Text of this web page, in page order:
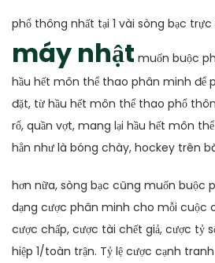
phổ thông nhất tại 1 vài sòng bạc trực
máy nhật muốn buộc
hầu hết môn thể thao phân minh để
đặt, từ hầu hết môn thể thao phổ
rổ, quần vợt, mang lại hầu hết môn
hẳn như là bóng chày, hockey trên
hơn nữa, sòng bạc cũng muốn buộc
dạng cược phân minh cho mỗi cuộc
cược chấp, cược tài chết giả, cược tỷ
hiệp 1/toàn trận. Tỷ lệ cược cạnh